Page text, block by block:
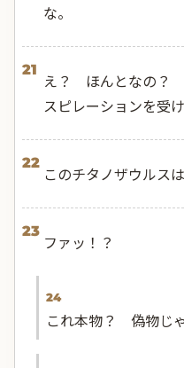
な。
21
え？ ほんとなの？
スピレーションを受
22
このチタノザウルス
23
ファッ！？
24
これ本物？ 偽物じ